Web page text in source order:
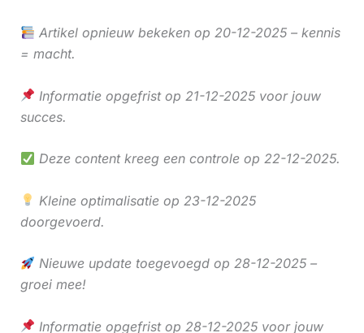
Artikel opnieuw bekeken op 20-12-2025 – kennis
= macht.
Informatie opgefrist op 21-12-2025 voor jouw
succes.
Deze content kreeg een controle op 22-12-2025.
Kleine optimalisatie op 23-12-2025
doorgevoerd.
Nieuwe update toegevoegd op 28-12-2025 –
groei mee!
Informatie opgefrist op 28-12-2025 voor jouw